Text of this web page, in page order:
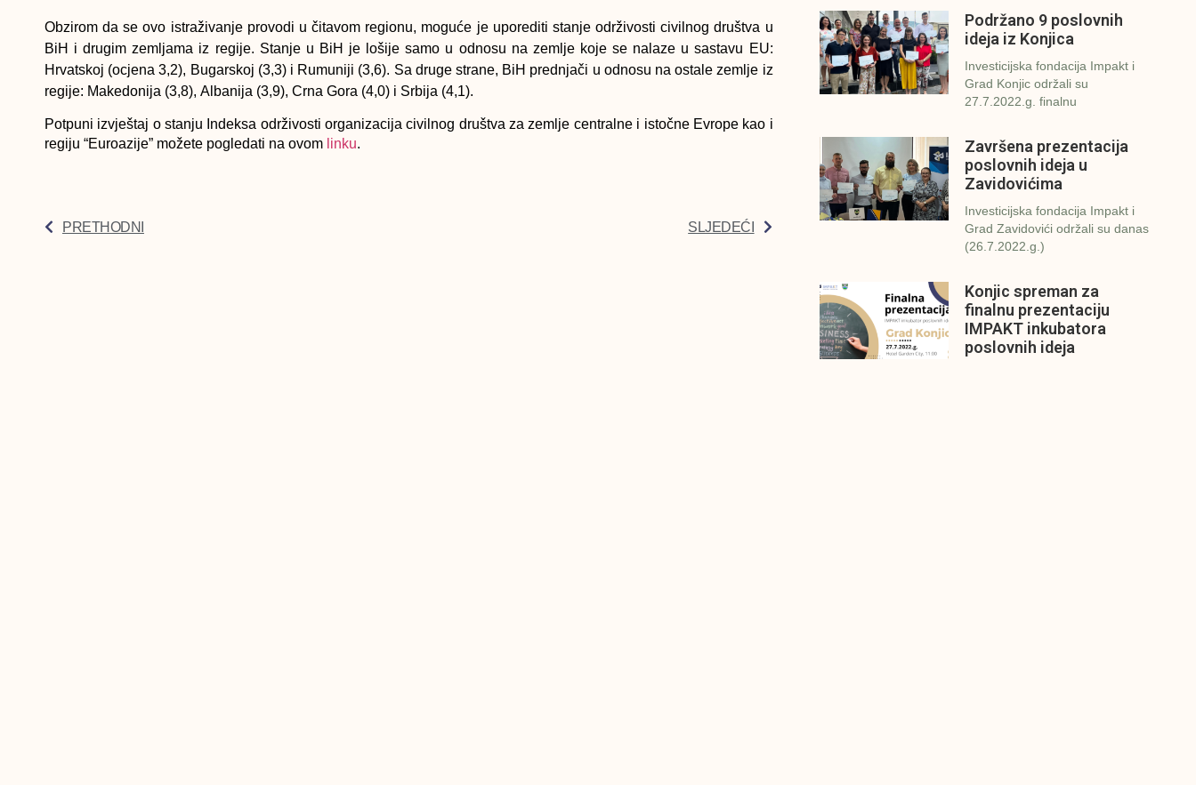
Obzirom da se ovo istraživanje provodi u čitavom regionu, moguće je uporediti stanje održivosti civilnog društva u
BiH i drugim zemljama iz regije. Stanje u BiH je lošije samo u odnosu na zemlje koje se nalaze u sastavu EU:
Hrvatskoj (ocjena 3,2), Bugarskoj (3,3) i Rumuniji (3,6). Sa druge strane, BiH prednjači u odnosu na ostale zemlje iz
regije: Makedonija (3,8), Albanija (3,9), Crna Gora (4,0) i Srbija (4,1).
Potpuni izvještaj o stanju Indeksa održivosti organizacija civilnog društva za zemlje centralne i istočne Evrope kao i
regiju “Euroazije” možete pogledati na ovom linku.
PRETHODNI SLJEDEĆI
Podržano 9 poslovnih
ideja iz Konjica
Investicijska fondacija Impakt i
Grad Konjic održali su
27.7.2022.g. finalnu
Završena prezentacija
poslovnih ideja u
Zavidovićima
Investicijska fondacija Impakt i
Grad Zavidovići održali su danas
(26.7.2022.g.)
Konjic spreman za
finalnu prezentaciju
IMPAKT inkubatora
poslovnih ideja